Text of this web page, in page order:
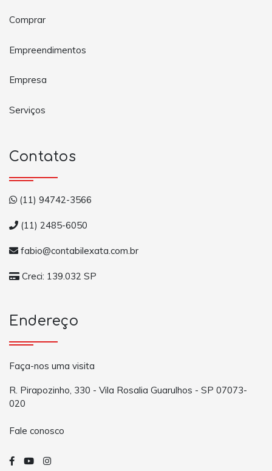
Comprar
Empreendimentos
Empresa
Serviços
Contatos
(11) 94742-3566
(11) 2485-6050
fabio@contabilexata.com.br
Creci: 139.032 SP
Endereço
Faça-nos uma visita
R. Pirapozinho, 330 - Vila Rosalia Guarulhos - SP 07073-
020
Fale conosco